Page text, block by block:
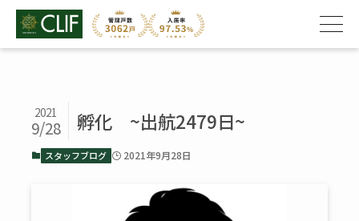
孵化 ~出航2479日~
2021
9/28
スタッフブログ 2021年9月28日